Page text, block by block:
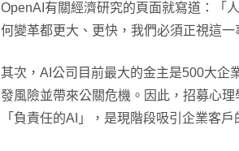
OpenAI有關經濟研究的頁面就寫道：「
何變革都更大、更快，我們必須正視這一
其次，AI公司目前最大的金主是500大企
發風險並帶來公關危機。因此，招募心
「負責任的AI」，是現階段吸引企業客戶